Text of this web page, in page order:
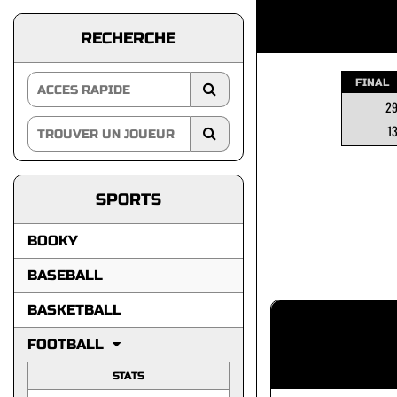
RECHERCHE
SPORTS
BOOKY
BASEBALL
BASKETBALL
FOOTBALL
STATS
FINAL
29
13